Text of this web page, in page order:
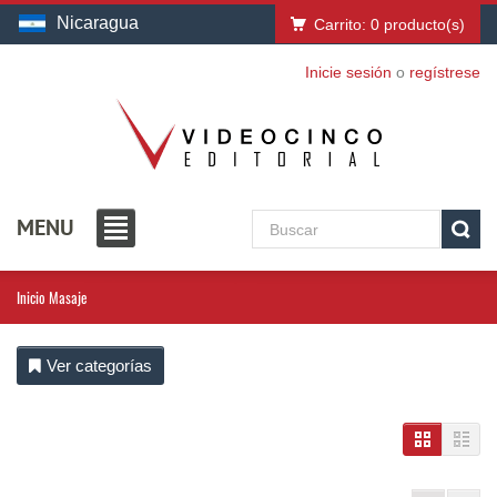
Nicaragua Carrito: 0 producto(s)
Inicie sesión o regístrese
MENU
Inicio Masaje
Ver categorías